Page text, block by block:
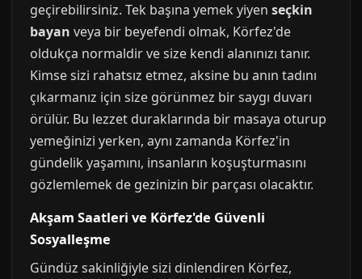
geçirebilirsiniz. Tek başına yemek yiyen seçkin
bayan veya bir beyefendi olmak, Körfez'de
oldukça normaldir ve size kendi alanınızı tanır.
Kimse sizi rahatsız etmez, aksine bu anın tadını
çıkarmanız için size görünmez bir saygı duvarı
örülür. Bu lezzet duraklarında bir masaya oturup
yemeğinizi yerken, aynı zamanda Körfez'in
gündelik yaşamını, insanların koşuşturmasını
gözlemlemek de gezinizin bir parçası olacaktır.
Akşam Saatleri ve Körfez'de Güvenli
Sosyalleşme
Gündüz sakinliğiyle sizi dinlendiren Körfez,